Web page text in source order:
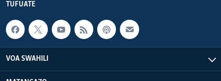
TUFUATE
VOA SWAHILI